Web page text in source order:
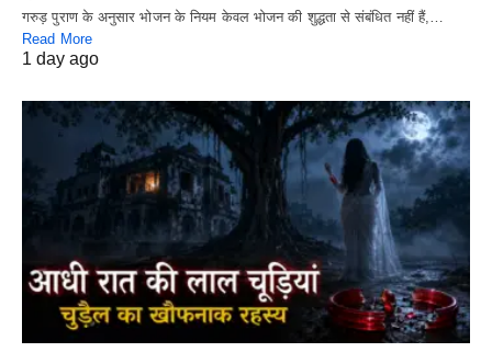
गरुड़ पुराण के अनुसार भोजन के नियम केवल भोजन की शुद्धता से संबंधित नहीं हैं,…
Read More
1 day ago